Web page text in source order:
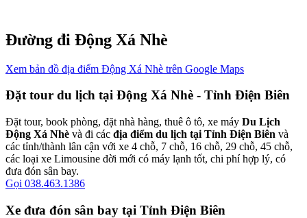
Đường đi Động Xá Nhè
Xem bản đồ địa điểm Động Xá Nhè trên Google Maps
Đặt tour du lịch tại Động Xá Nhè - Tỉnh Điện Biên
Đặt tour, book phòng, đặt nhà hàng, thuê ô tô, xe máy Du Lịch
Động Xá Nhè và đi các địa điểm du lịch tại Tỉnh Điện Biên và
các tỉnh/thành lân cận với xe 4 chỗ, 7 chỗ, 16 chỗ, 29 chỗ, 45 chỗ,
các loại xe Limousine đời mới có máy lạnh tốt, chi phí hợp lý, có
đưa đón sân bay.
Gọi 038.463.1386
Xe đưa đón sân bay tại Tỉnh Điện Biên